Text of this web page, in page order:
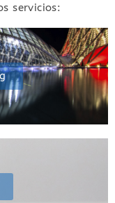
servicios: